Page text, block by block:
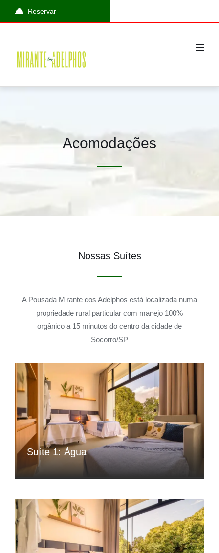
Reservar
Acomodações
Nossas Suítes
A Pousada Mirante dos Adelphos está localizada numa
propriedade rural particular com manejo 100%
orgânico a 15 minutos do centro da cidade de
Socorro/SP
Suíte 1: Água